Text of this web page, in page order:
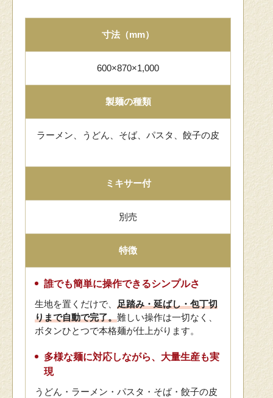
寸法（mm）
600×870×1,000
製麺の種類
ラーメン、うどん、そば、パスタ、餃子の皮
ミキサー付
別売
特徴
誰でも簡単に操作できるシンプルさ
生地を置くだけで、 足踏み・延ばし・包丁切
りまで自動で完了。難しい操作は一切なく、
ボタンひとつで本格麺が仕上がります。
多様な麺に対応しながら、大量生産も実
現
うどん・ラーメン・パスタ・そば・餃子の皮